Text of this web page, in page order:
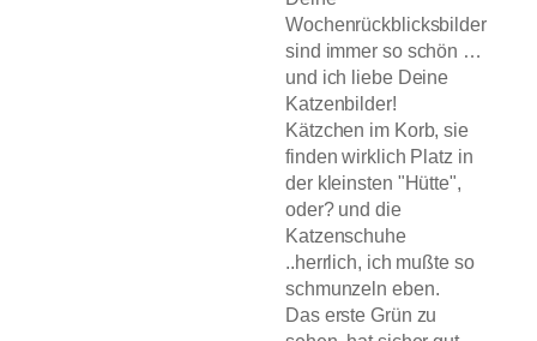
Wochenrückblicksbilder
sind immer so schön …
und ich liebe Deine
Katzenbilder!
Kätzchen im Korb, sie
finden wirklich Platz in
der kleinsten "Hütte",
oder? und die
Katzenschuhe
..herrlich, ich mußte so
schmunzeln eben.
Das erste Grün zu